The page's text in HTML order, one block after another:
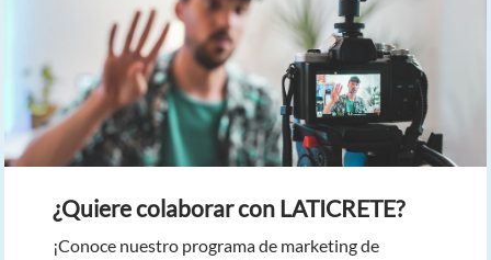
¿Quiere colaborar con LATICRETE?
¡Conoce nuestro programa de marketing de